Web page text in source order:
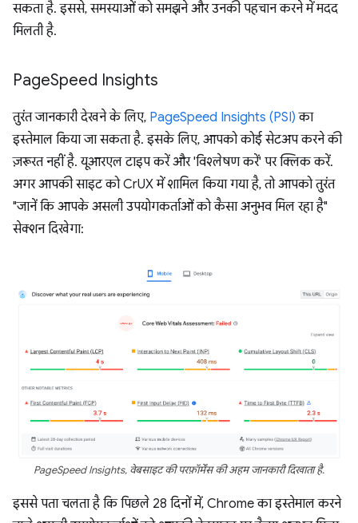
सकता है. इससे, समस्याओं को समझने और उनकी पहचान करने में मदद
मिलती है.
PageSpeed Insights
तुरंत जानकारी देखने के लिए, PageSpeed Insights (PSI) का
इस्तेमाल किया जा सकता है. इसके लिए, आपको कोई सेटअप करने की
ज़रूरत नहीं है. यूआरएल टाइप करें और 'विश्लेषण करें' पर क्लिक करें.
अगर आपकी साइट को CrUX में शामिल किया गया है, तो आपको तुरंत
"जानें कि आपके असली उपयोगकर्ताओं को कैसा अनुभव मिल रहा है"
सेक्शन दिखेगा:
PageSpeed Insights, वेबसाइट की परफ़ॉर्मेंस की अहम जानकारी दिखाता है.
इससे पता चलता है कि पिछले 28 दिनों में, Chrome का इस्तेमाल करने